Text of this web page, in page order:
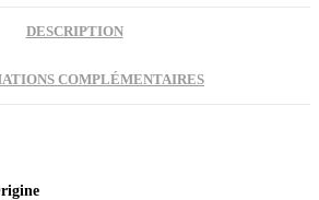
DESCRIPTION
COMPLÉMENTAIRES